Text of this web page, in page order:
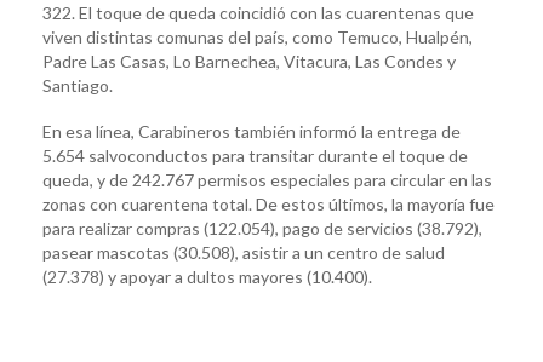
322. El toque de queda coincidió con las cuarentenas que
viven distintas comunas del país, como Temuco, Hualpén,
Padre Las Casas, Lo Barnechea, Vitacura, Las Condes y
Santiago.
En esa línea, Carabineros también informó la entrega de
5.654 salvoconductos para transitar durante el toque de
queda, y de 242.767 permisos especiales para circular en las
zonas con cuarentena total. De estos últimos, la mayoría fue
para realizar compras (122.054), pago de servicios (38.792),
pasear mascotas (30.508), asistir a un centro de salud
(27.378) y apoyar a dultos mayores (10.400).